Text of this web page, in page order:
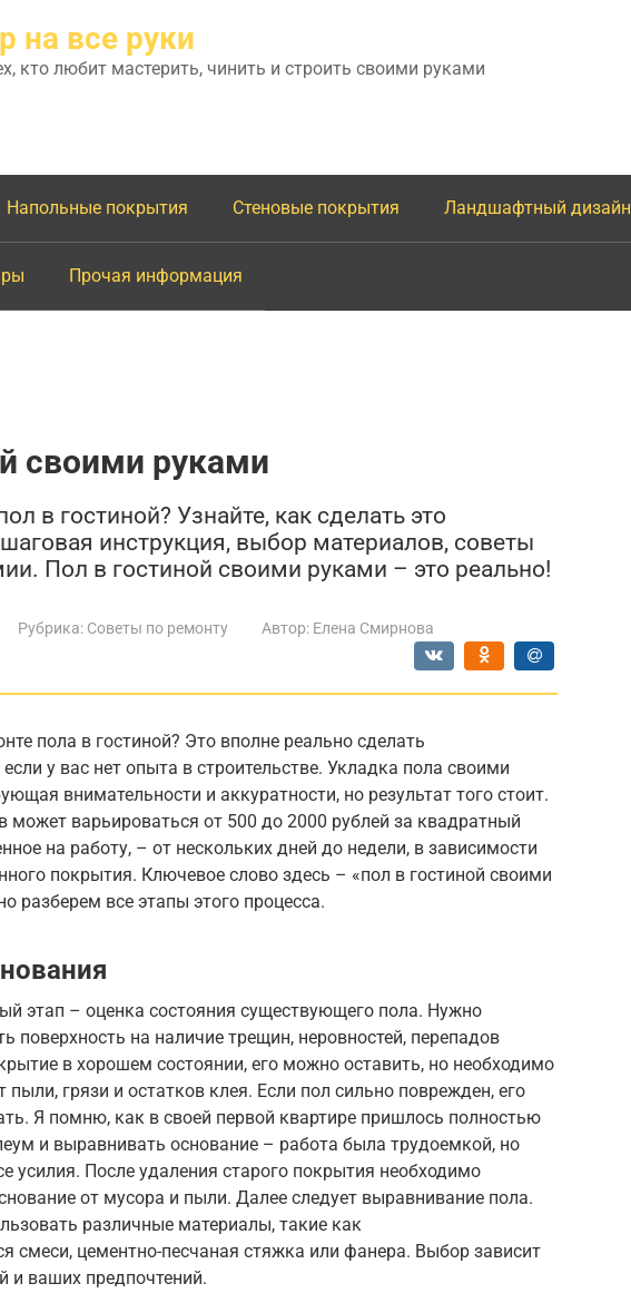
на все руки
кто любит мастерить, чинить и строить своими руками
Напольные покрытия Стеновые покрытия Ландшафтный дизайн
Прочая информация
своими руками
в гостиной? Узнайте, как сделать это
инструкция, выбор материалов, советы
Пол в гостиной своими руками – это реально!
Рубрика: Советы по ремонту Автор: Елена Смирнова
пола в гостиной? Это вполне реально сделать
у вас нет опыта в строительстве. Укладка пола своими
внимательности и аккуратности, но результат того стоит.
может варьироваться от 500 до 2000 рублей за квадратный
на работу, – от нескольких дней до недели, в зависимости
покрытия. Ключевое слово здесь – «пол в гостиной своими
разберем все этапы этого процесса.
этап – оценка состояния существующего пола. Нужно
поверхность на наличие трещин, неровностей, перепадов
в хорошем состоянии, его можно оставить, но необходимо
пыли, грязи и остатков клея. Если пол сильно поврежден, его
Я помню, как в своей первой квартире пришлось полностью
и выравнивать основание – работа была трудоемкой, но
усилия. После удаления старого покрытия необходимо
от мусора и пыли. Далее следует выравнивание пола.
различные материалы, такие как
смеси, цементно-песчаная стяжка или фанера. Выбор зависит
и ваших предпочтений.